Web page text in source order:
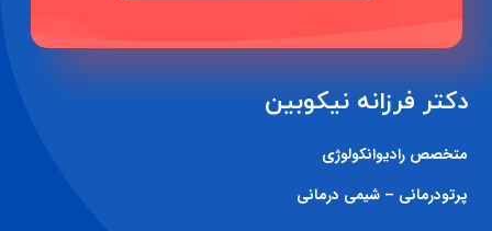
دکتر فرزانه نیکوبین
متخصص رادیوانکولوژی
پرتودرمانی – شیمی درمانی